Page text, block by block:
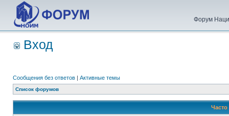
Форум
Вход
Сообщения без ответов | Активные темы
Список форумов